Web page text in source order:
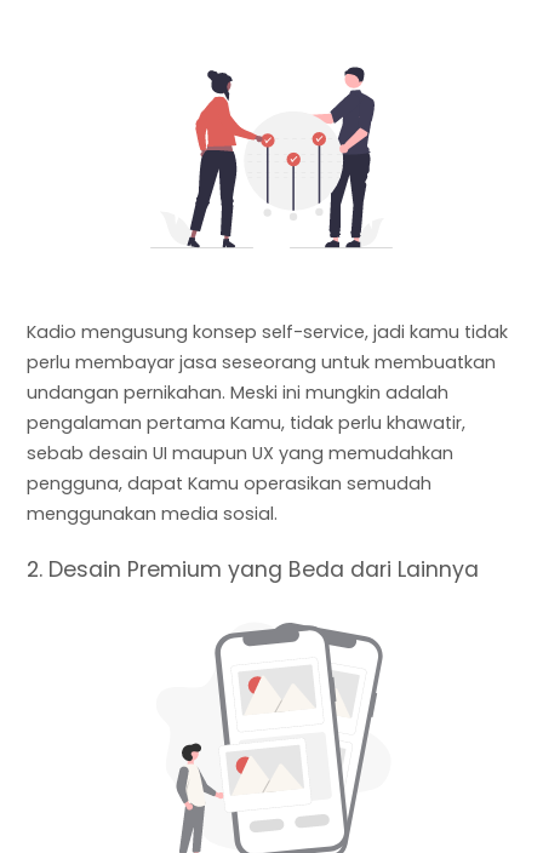
Kadio mengusung konsep self-service, jadi kamu tidak
perlu membayar jasa seseorang untuk membuatkan
undangan pernikahan. Meski ini mungkin adalah
pengalaman pertama Kamu, tidak perlu khawatir,
sebab desain UI maupun UX yang memudahkan
pengguna, dapat Kamu operasikan semudah
menggunakan media sosial.
2. Desain Premium yang Beda dari Lainnya